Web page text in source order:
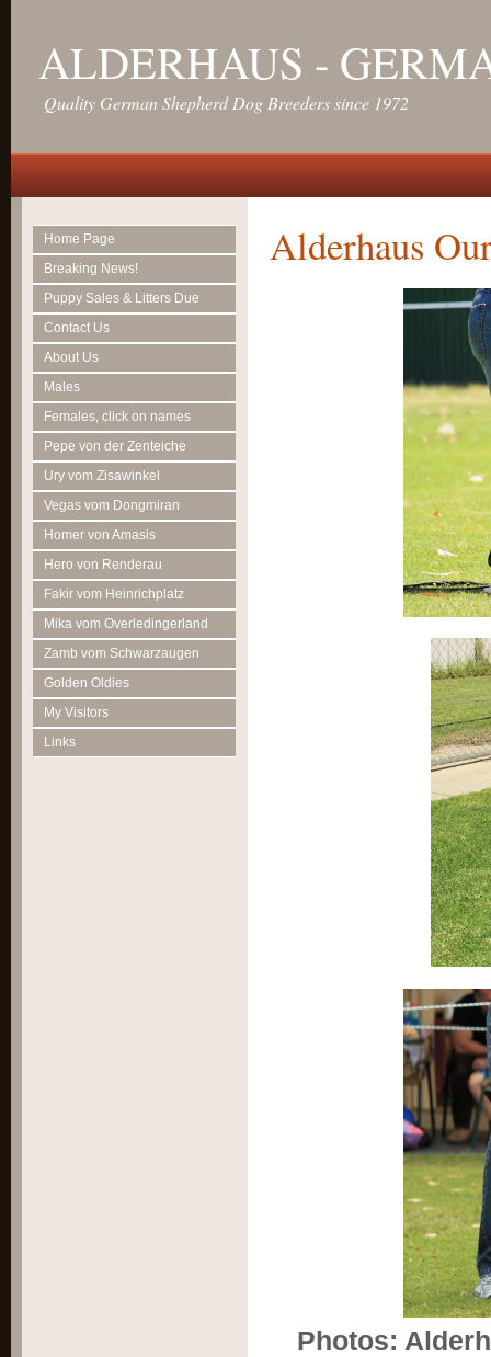
ALDERHAUS -
Quality German Shepherd Dog Breeders since 1972
Home Page
Breaking News!
Puppy Sales & Litters Due
Contact Us
About Us
Males
Females, click on names
Pepe von der Zenteiche
Ury vom Zisawinkel
Vegas vom Dongmiran
Homer von Amasis
Hero von Renderau
Fakir vom Heinrichplatz
Mika vom Overledingerland
Zamb vom Schwarzaugen
Golden Oldies
My Visitors
Links
Alderhaus
Photos: